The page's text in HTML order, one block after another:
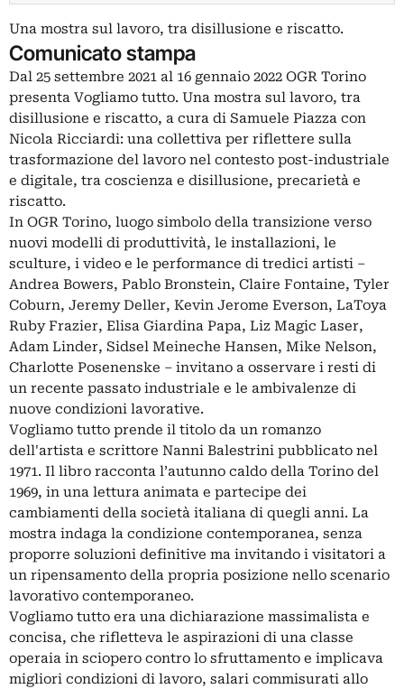
Una mostra sul lavoro, tra disillusione e riscatto.
Comunicato stampa
Dal 25 settembre 2021 al 16 gennaio 2022 OGR Torino
presenta Vogliamo tutto. Una mostra sul lavoro, tra
disillusione e riscatto, a cura di Samuele Piazza con
Nicola Ricciardi: una collettiva per riflettere sulla
trasformazione del lavoro nel contesto post-industriale
e digitale, tra coscienza e disillusione, precarietà e
riscatto.
In OGR Torino, luogo simbolo della transizione verso
nuovi modelli di produttività, le installazioni, le
sculture, i video e le performance di tredici artisti –
Andrea Bowers, Pablo Bronstein, Claire Fontaine, Tyler
Coburn, Jeremy Deller, Kevin Jerome Everson, LaToya
Ruby Frazier, Elisa Giardina Papa, Liz Magic Laser,
Adam Linder, Sidsel Meineche Hansen, Mike Nelson,
Charlotte Posenenske – invitano a osservare i resti di
un recente passato industriale e le ambivalenze di
nuove condizioni lavorative.
Vogliamo tutto prende il titolo da un romanzo
dell'artista e scrittore Nanni Balestrini pubblicato nel
1971. Il libro racconta l’autunno caldo della Torino del
1969, in una lettura animata e partecipe dei
cambiamenti della società italiana di quegli anni. La
mostra indaga la condizione contemporanea, senza
proporre soluzioni definitive ma invitando i visitatori a
un ripensamento della propria posizione nello scenario
lavorativo contemporaneo.
Vogliamo tutto era una dichiarazione massimalista e
concisa, che rifletteva le aspirazioni di una classe
operaia in sciopero contro lo sfruttamento e implicava
migliori condizioni di lavoro, salari commisurati allo